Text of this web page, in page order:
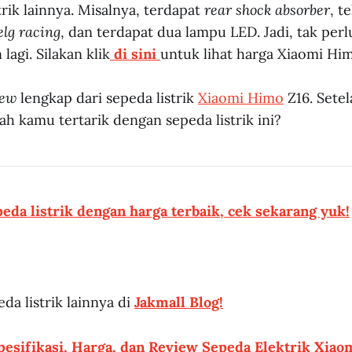
lainnya. Misalnya, terdapat rear shock absorber,
racing, dan terdapat dua lampu LED. Jadi, tak
lagi. Silakan klik di sini untuk lihat harga Xiaomi
lengkap dari sepeda listrik Xiaomi Himo Z16.
kamu tertarik dengan sepeda listrik ini?
listrik dengan harga terbaik, cek sekarang yuk!
listrik lainnya di Jakmall Blog!
Harga, dan Review Sepeda Elektrik